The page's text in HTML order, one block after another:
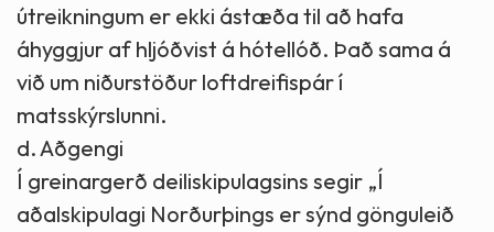
útreikningum er ekki ástæða til að hafa
áhyggjur af hljóðvist á hótellóð. Það sama á
við um niðurstöður loftdreifispár í
matsskýrslunni.
d. Aðgengi
Í greinargerð deiliskipulagsins segir „Í
aðalskipulagi Norðurþings er sýnd gönguleið